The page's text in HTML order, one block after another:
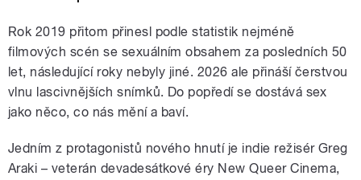
Rok 2019 přitom přinesl podle statistik nejméně
filmových scén se sexuálním obsahem za posledních 50
let, následující roky nebyly jiné. 2026 ale přináší čerstvou
vlnu lascivnějších snímků. Do popředí se dostává sex
jako něco, co nás mění a baví.
Jedním z protagonistů nového hnutí je indie režisér Greg
Araki – veterán devadesátkové éry New Queer Cinema,